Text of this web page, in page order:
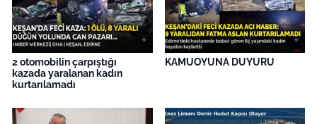
2 otomobilin çarpıştığı
kazada yaralanan kadın
kurtarılamadı
KAMUOYUNA DUYURU